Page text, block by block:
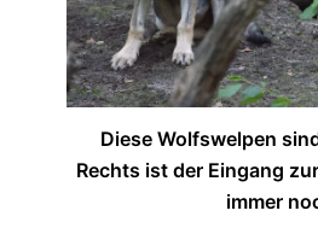
Diese Wolfswelpen
Rechts ist der Eingang
immer